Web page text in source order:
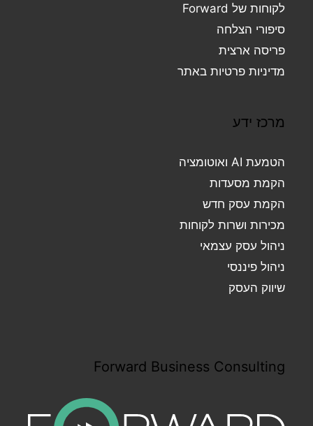
לקוחות של Forward
סיפורי הצלחה
פריסה ארצית
מדיניות פרטיות באתר
מרכז ידע
הטמעת AI ואוטומציה
הקמת מסעדות
הקמת עסק חדש
מכירות ושרות לקוחות
ניהול עסק עצמאי
ניהול פיננסי
שיווק העסק
Forward Business Consulting